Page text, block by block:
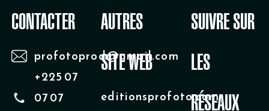
CONTACTER
profotoprod@gmail.com
+225 07
07 07
AUTRES
SITE WEB
editionsprofoto.com
SUIVRE SUR
LES
RÉSEAUX